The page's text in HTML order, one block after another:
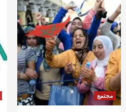
مجتمع